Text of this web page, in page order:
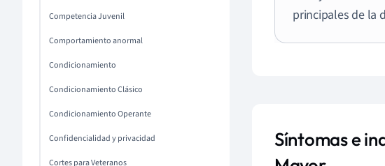
Competencia Juvenil
Comportamiento anormal
Condicionamiento
Condicionamiento Clásico
Condicionamiento Operante
Confidencialidad y privacidad
Cortes para Veteranos
principales de la
Síntomas e